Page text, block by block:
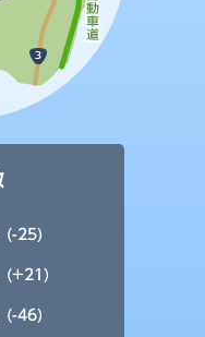
(-25)
(+21)
(-46)